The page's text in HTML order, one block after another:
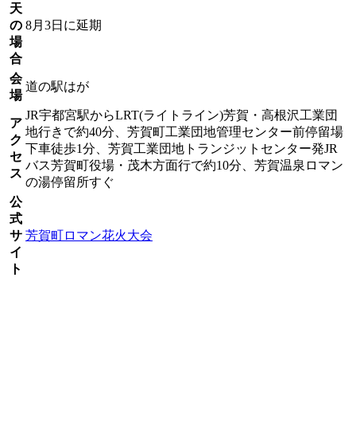
天
の
場
合
8月3日に延期
会
場
道の駅はが
ア
ク
セ
ス
JR宇都宮駅からLRT(ライトライン)芳賀・高根沢工業団
地行きで約40分、芳賀町工業団地管理センター前停留場
下車徒歩1分、芳賀工業団地トランジットセンター発JR
バス芳賀町役場・茂木方面行で約10分、芳賀温泉ロマン
の湯停留所すぐ
公
式
サ
イ
ト
芳賀町ロマン花火大会